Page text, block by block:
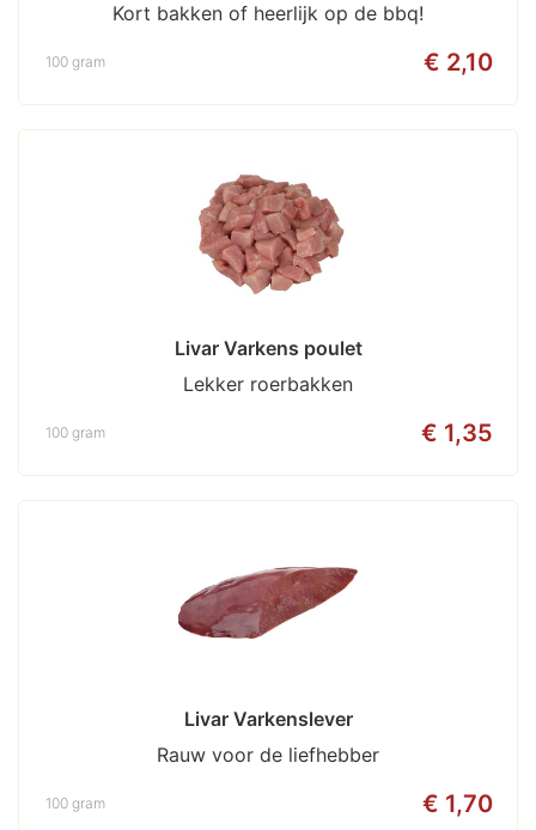
Kort bakken of heerlijk op de bbq!
€ 2,10
100 gram
Livar Varkens poulet
Lekker roerbakken
€ 1,35
100 gram
Livar Varkenslever
Rauw voor de liefhebber
€ 1,70
100 gram